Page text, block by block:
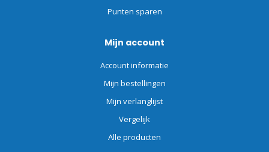
Punten sparen
Mijn account
Account informatie
Mijn bestellingen
Mijn verlanglijst
Vergelijk
Alle producten